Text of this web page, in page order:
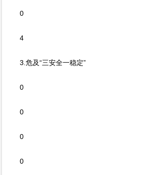
0
4
3.危及“三安全一稳定”
0
0
0
0